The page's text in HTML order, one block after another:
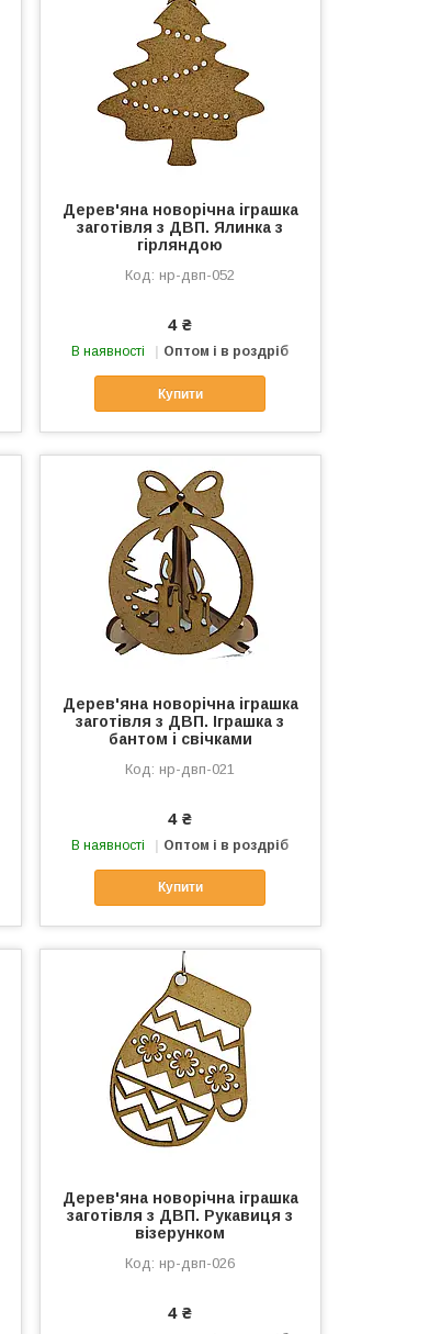
Дерев'яна новорічна іграшка
заготівля з ДВП. Ялинка з
гірляндою
нр-двп-052
4 ₴
В наявності Оптом і в роздріб
Купити
Дерев'яна новорічна іграшка
заготівля з ДВП. Іграшка з
бантом і свічками
нр-двп-021
4 ₴
В наявності Оптом і в роздріб
Купити
Дерев'яна новорічна іграшка
заготівля з ДВП. Рукавиця з
візерунком
нр-двп-026
4 ₴